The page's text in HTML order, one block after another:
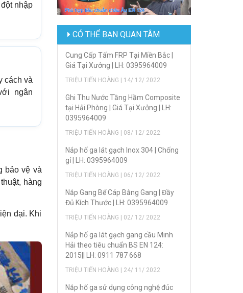
nhập
cách và
ngân
bảo vệ và
hàng
đại. Khi
CÓ THỂ BẠN QUAN TÂM
Cung Cấp Tấm FRP Tại Miền Bắc |
Giá Tại Xưởng | LH: 0395964009
TRIỆU TIẾN HOÀNG | 14/ 12/ 2022
Ghi Thu Nước Tầng Hầm Composite
tại Hải Phòng | Giá Tại Xưởng | LH:
0395964009
TRIỆU TIẾN HOÀNG | 08/ 12/ 2022
Nắp hố ga lát gạch Inox 304 | Chống
gỉ | LH: 0395964009
TRIỆU TIẾN HOÀNG | 06/ 12/ 2022
Nắp Gang Bể Cáp Bằng Gang | Đầy
Đủ Kích Thước | LH: 0395964009
TRIỆU TIẾN HOÀNG | 02/ 12/ 2022
Nắp hố ga lát gạch gang cầu Minh
Hải theo tiêu chuẩn BS EN 124:
2015|| LH: 0911 787 668
TRIỆU TIẾN HOÀNG | 24/ 11/ 2022
Nắp hố ga sử dụng công nghệ đúc